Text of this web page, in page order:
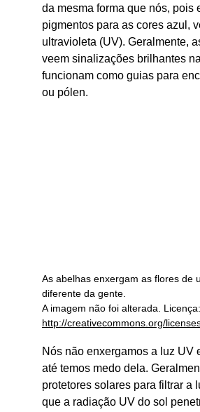
da mesma forma que nós, pois
pigmentos para as cores azul,
ultravioleta (UV). Geralmente,
veem sinalizações brilhantes
funcionam como guias para
ou pólen.
As abelhas enxergam as flores de
diferente da gente.
A imagem não foi alterada.
http://creativecommons.org/
Nós não enxergamos a luz UV
até temos medo dela.
protetores solares para filtrar a
que a radiação UV do sol